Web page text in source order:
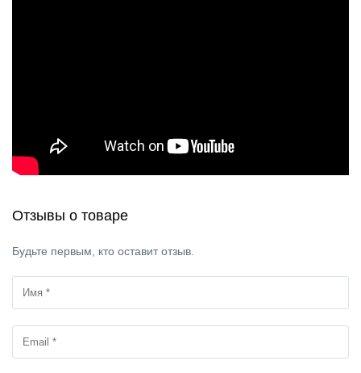
Отзывы о товаре
Будьте первым, кто оставит отзыв.